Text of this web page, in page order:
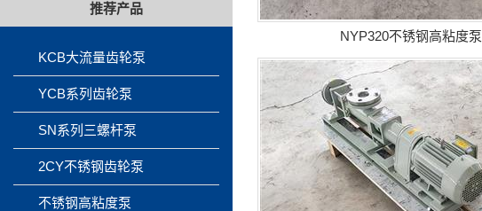
NYP320不锈钢高粘度泵
推荐产品
KCB大流量齿轮泵
YCB系列齿轮泵
SN系列三螺杆泵
2CY不锈钢齿轮泵
不锈钢高粘度泵